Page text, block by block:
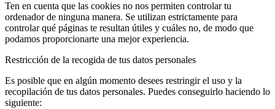
Ten en cuenta que las cookies no nos permiten controlar tu
ordenador de ninguna manera. Se utilizan estrictamente para
controlar qué páginas te resultan útiles y cuáles no, de modo que
podamos proporcionarte una mejor experiencia.
Restricción de la recogida de tus datos personales
Es posible que en algún momento desees restringir el uso y la
recopilación de tus datos personales. Puedes conseguirlo haciendo lo
siguiente: